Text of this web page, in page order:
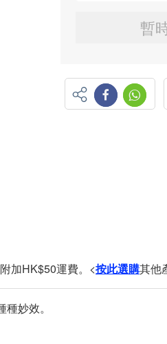
暫
加HK$50運費。<按此選購其他
妙效。